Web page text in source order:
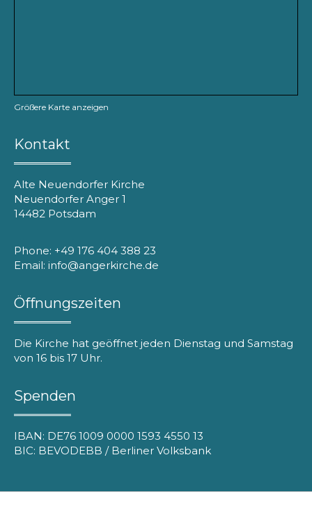
Größere Karte anzeigen
Kontakt
Alte Neuendorfer Kirche
Neuendorfer Anger 1
14482 Potsdam
Phone: +49 176 404 388 23
Email: info@angerkirche.de
Öffnungszeiten
Die Kirche hat geöffnet jeden Dienstag und Samstag
von 16 bis 17 Uhr.
Spenden
IBAN: DE76 1009 0000 1593 4550 13
BIC: BEVODEBB / Berliner Volksbank